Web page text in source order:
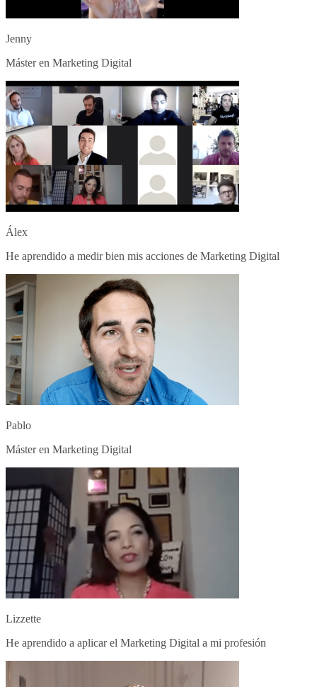
Jenny
Máster en Marketing Digital
Álex
He aprendido a medir bien mis acciones de Marketing Digital
Pablo
Máster en Marketing Digital
Lizzette
He aprendido a aplicar el Marketing Digital a mi profesión